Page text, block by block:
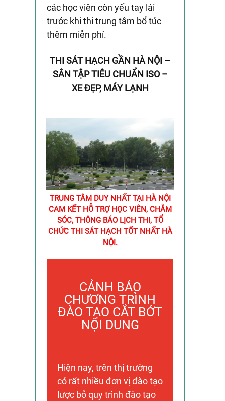
các học viên còn yếu tay lái
trước khi thi trung tâm bổ túc
thêm miễn phí.
THI SÁT HẠCH GẦN HÀ NỘI –
SÂN TẬP TIÊU CHUẨN ISO –
XE ĐẸP, MÁY LẠNH
TRUNG TÂM DUY NHẤT TẠI HÀ NỘI
CAM KẾT HỖ TRỢ HỌC VIÊN, CHĂM
SÓC, THÔNG BÁO LỊCH THI, TỔ
CHỨC THI SÁT HẠCH TỐT NHẤT HÀ
NỘI.
CẢNH BÁO
CHƯƠNG TRÌNH
ĐÀO TẠO CẮT BỚT
NỘI DUNG
Hiện nay, trên thị trường
có rất nhiều đơn vị đào tạo
lược bỏ quy trình đào tạo